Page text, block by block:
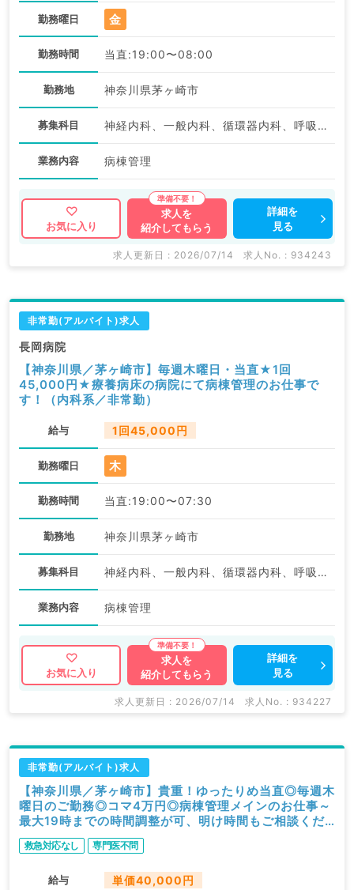
勤務曜日 金
勤務時間 当直:19:00〜08:00
勤務地 神奈川県茅ヶ崎市
募集科目 神経内科、一般内科、循環器内科、呼吸器内科、消化器内科、内分泌・代謝内科、腎臓内科、老年内科、血液内科、膠原病科
業務内容 病棟管理
お気に入り
求人を
紹介してもらう
詳細を
見る
求人更新日 : 2026/07/14 求人No. : 934243
非常勤(アルバイト)求人
長岡病院
【神奈川県／茅ヶ崎市】毎週木曜日・当直★1回
45,000円★療養病床の病院にて病棟管理のお仕事で
す！（内科系／非常勤）
給与 1回45,000円
勤務曜日 木
勤務時間 当直:19:00〜07:30
勤務地 神奈川県茅ヶ崎市
募集科目 神経内科、一般内科、循環器内科、呼吸器内科、消化器内科、内分泌・代謝内科、腎臓内科、老年内科、血液内科、膠原病科
業務内容 病棟管理
お気に入り
求人を
紹介してもらう
詳細を
見る
求人更新日 : 2026/07/14 求人No. : 934227
非常勤(アルバイト)求人
【神奈川県／茅ヶ崎市】貴重！ゆったりめ当直◎毎週木
曜日のご勤務◎コマ4万円◎病棟管理メインのお仕事～
最大19時までの時間調整が可、明け時間もご相談くだ
さい～（内科系／非常勤）
救急対応なし 専門医不問
給与 単価40,000円